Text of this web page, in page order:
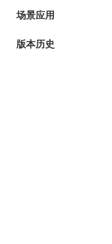
场景应用
版本历史